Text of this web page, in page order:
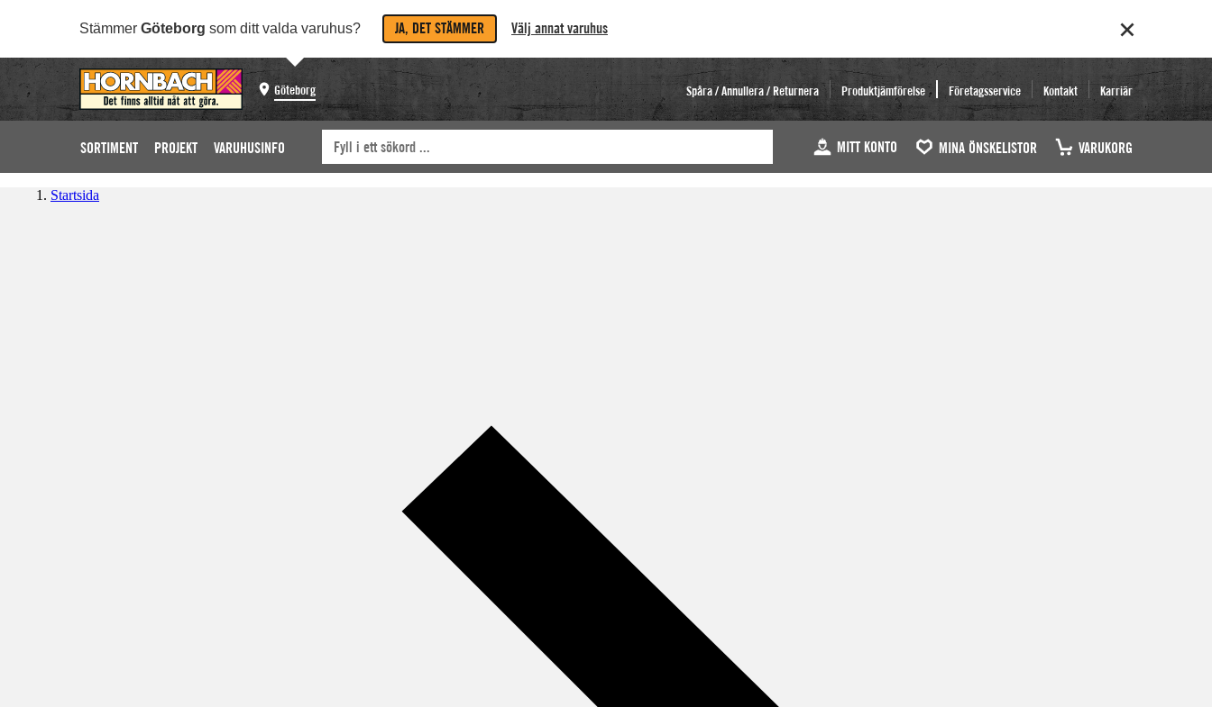
Stämmer Göteborg som ditt valda varuhus? JA, DET STÄMMER Välj annat varuhus
Göteborg Spåra / Annullera / Returnera Produktjämförelse Företagsservice Kontakt Karriär
SORTIMENT PROJEKT VARUHUSINFO MITT KONTO MINA ÖNSKELISTOR VARUKORG
Startsida